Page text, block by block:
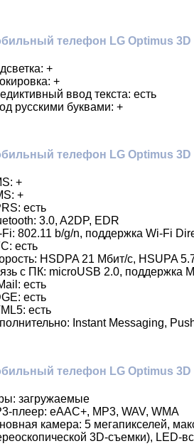
телефон LG Optimus 3D
+
+
ввод текста: есть
русскими буквами: +
телефон LG Optimus
+
+
есть
3.0, A2DP, EDR
802.11 b/g/n, поддержка Wi-Fi
есть
HSDPA 21 Мбит/с, HSUPA
с ПК: microUSB 2.0, поддержка
есть
есть
есть
Instant Messaging,
телефон LG Optimus
загружаемые
плеер: eAAC+, MP3, WAV, WMA
камера: 5 мегапикселей,
3D-съемки), LED-